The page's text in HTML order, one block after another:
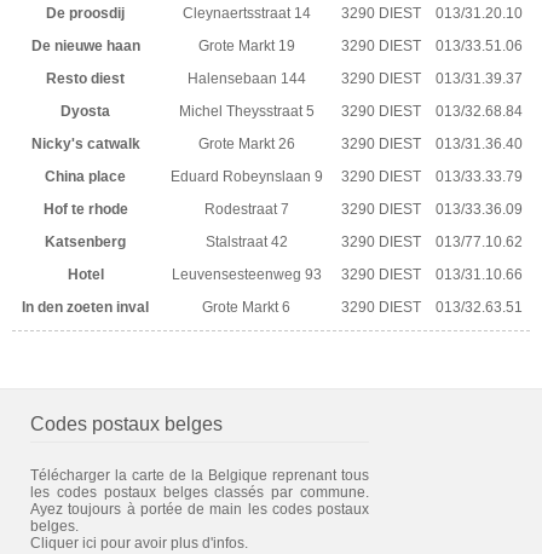
De proosdij Cleynaertsstraat 14 3290 DIEST
013/31.20.10
De nieuwe haan
Grote Markt 19 3290 DIEST
013/33.51.06
Resto diest
Halensebaan 144 3290 DIEST
013/31.39.37
Dyosta
Michel Theysstraat 5 3290 DIEST
013/32.68.84
Nicky's catwalk
Grote Markt 26 3290 DIEST
013/31.36.40
China place
Eduard Robeynslaan 9 3290 DIEST
013/33.33.79
Hof te rhode
Rodestraat 7 3290 DIEST
013/33.36.09
Katsenberg
Stalstraat 42 3290 DIEST
013/77.10.62
Hotel
Leuvensesteenweg 93 3290 DIEST
013/31.10.66
In den zoeten inval
Grote Markt 6 3290 DIEST 013/32.63.51
Codes postaux belges
Télécharger la carte de la Belgique reprenant tous
les codes postaux belges classés par commune.
Ayez toujours à portée de main les codes postaux
belges.
Cliquer ici pour avoir plus d'infos.